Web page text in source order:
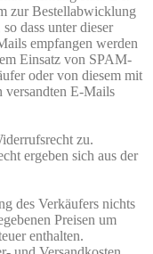
zur Bestellabwicklung
dass unter dieser
empfangen werden
Einsatz von SPAM-
oder von diesem mit
versandten E-Mails
zu.
ergeben sich aus der
des Verkäufers nichts
Preisen um
enthalten.